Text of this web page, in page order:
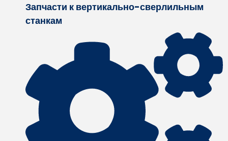
Запчасти к вертикально-сверлильным
станкам